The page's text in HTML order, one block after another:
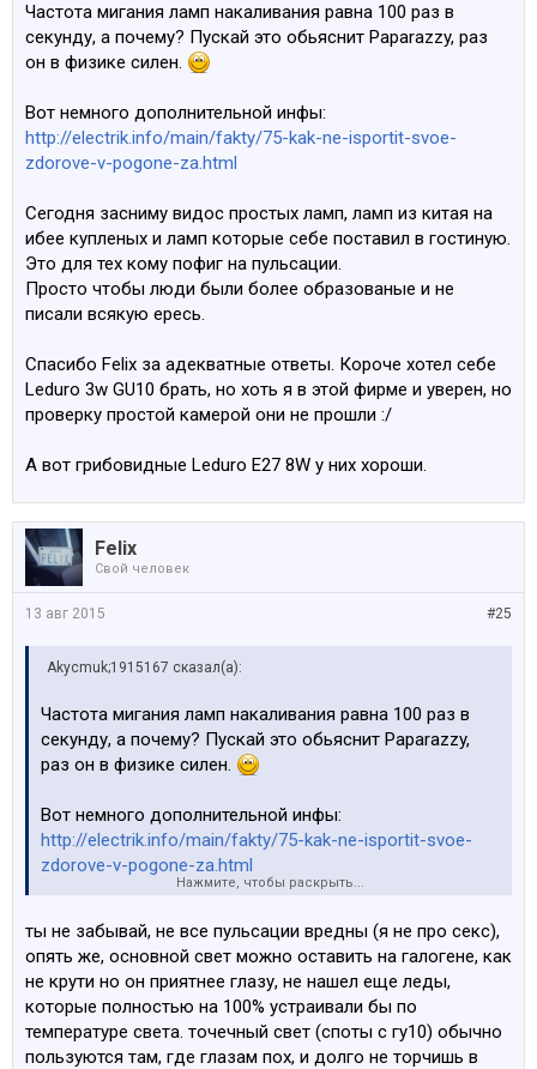
Частота мигания ламп накаливания равна 100 раз в
секунду, а почему? Пускай это обьяснит Paparazzy, раз
он в физике силен.
Вот немного дополнительной инфы:
http://electrik.info/main/fakty/75-kak-ne-isportit-svoe-
zdorove-v-pogone-za.html
Сегодня засниму видос простых ламп, ламп из китая на
ибее купленых и ламп которые себе поставил в гостиную.
Это для тех кому пофиг на пульсации.
Просто чтобы люди были более образованые и не
писали всякую ересь.
Спасибо Felix за адекватные ответы. Короче хотел себе
Leduro 3w GU10 брать, но хоть я в этой фирме и уверен, но
проверку простой камерой они не прошли :/
А вот грибовидные Leduro E27 8W у них хороши.
Felix
Свой человек
#25
13 авг 2015
Akycmuk;1915167 сказал(а):
Частота мигания ламп накаливания равна 100 раз в
секунду, а почему? Пускай это обьяснит Paparazzy,
раз он в физике силен.
Вот немного дополнительной инфы:
http://electrik.info/main/fakty/75-kak-ne-isportit-svoe-
zdorove-v-pogone-za.html
на ибее купленых и ламп которые себе поставил в
гостиную.
Это для тех кому пофиг на пульсации.
Просто чтобы люди были более образованые и не
писали всякую ересь.
Нажмите, чтобы раскрыть...
ты не забывай, не все пульсации вредны (я не про секс),
опять же, основной свет можно оставить на галогене, как
не крути но он приятнее глазу, не нашел еще леды,
которые полностью на 100% устраивали бы по
температуре света. точечный свет (споты с гу10) обычно
пользуются там, где глазам пох, и долго не торчишь в